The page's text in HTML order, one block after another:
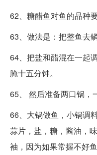
62、糖醋鱼对鱼的品种
63、做法是：把整鱼去
64、把盐和醋混在一起
腌十五分钟。
65、 然后准备两口锅，
66、大锅做鱼，小锅调
蒜片，盐，糖，酱油，
袖，因为如果常握不好